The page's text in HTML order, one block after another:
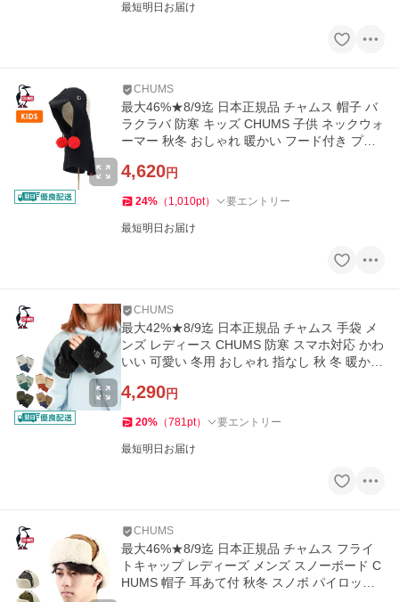
最短明日お届け
CHUMS
最大46%★8/9迄 日本正規品 チャムス 帽子 バ
ラクラバ 防寒 キッズ CHUMS 子供 ネックウォ
ーマー 秋冬 おしゃれ 暖かい フード付き プレ
4,620円
24% （ 1,010pt） 要エントリー
最短明日お届け
CHUMS
最大42%★8/9迄 日本正規品 チャムス 手袋 メ
ンズ レディース CHUMS 防寒 スマホ対応 かわ
いい 可愛い 冬用 おしゃれ 指なし 秋 冬 暖かい
4,290円
20% （781pt） 要エントリー
最短明日お届け
CHUMS
最大46%★8/9迄 日本正規品 チャムス フライ
トキャップ レディーズ メンズ スノーボード C
HUMS 帽子 耳あて付 秋冬 スノボ パイロット